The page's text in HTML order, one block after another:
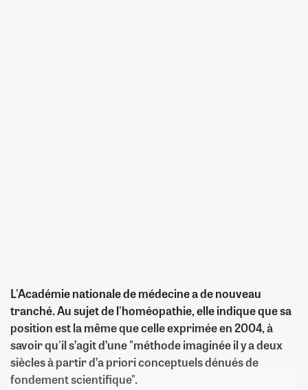
L'Académie nationale de médecine a de nouveau
tranché. Au sujet de l'homéopathie, elle indique que sa
position est la même que celle exprimée en 2004, à
savoir qu'il s’agit d’une "méthode imaginée il y a deux
siècles à partir d’a priori conceptuels dénués de
fondement scientifique".